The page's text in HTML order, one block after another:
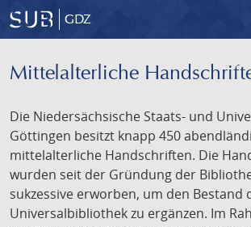
GDZ
Mittelalterliche
Die Niedersächsische Staats- und
Göttingen besitzt knapp 450
mittelalterliche Handschriften. Die
wurden seit der Gründung der
sukzessive erworben, um den Bestand
Universalbibliothek zu ergänzen. Im